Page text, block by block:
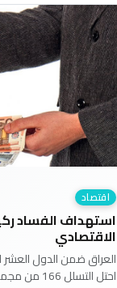
اقتصاد
استهداف الفساد
الاقتصادي